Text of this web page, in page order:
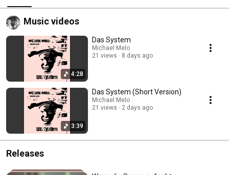
Music videos
4:28
Das System
Michael Melo
21 views
8 days ago
3:39
Das System (Short Version)
Michael Melo
21 views
2 days ago
Releases